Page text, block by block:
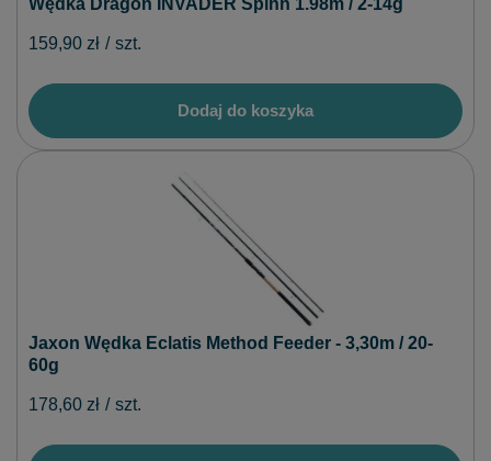
Wędka Dragon INVADER Spinn 1.98m / 2-14g
159,90 zł / szt.
Dodaj do koszyka
Jaxon Wędka Eclatis Method Feeder - 3,30m / 20-
60g
178,60 zł / szt.